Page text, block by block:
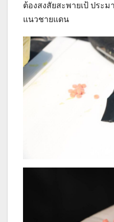
ต้องสงสัยสะพายเป้ ประ
แนวชายแดน